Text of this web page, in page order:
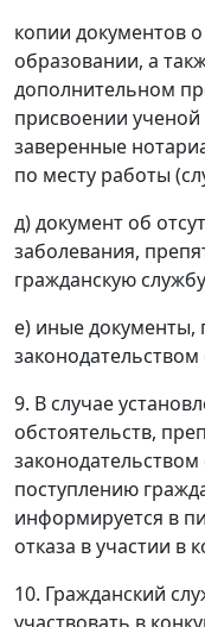
копии документов
образовании, а
дополнительном
присвоении ученой
заверенные
по месту работы
д) документ об
заболевания,
гражданскую
е) иные документы,
9. В случае
обстоятельств,
поступлению
информируется в
отказа в участии в
10. Гражданский